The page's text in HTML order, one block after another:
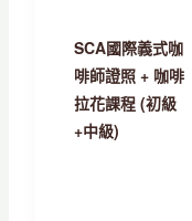
SCA國際義式咖
啡師證照 + 咖啡
拉花課程 (初級
+中級)